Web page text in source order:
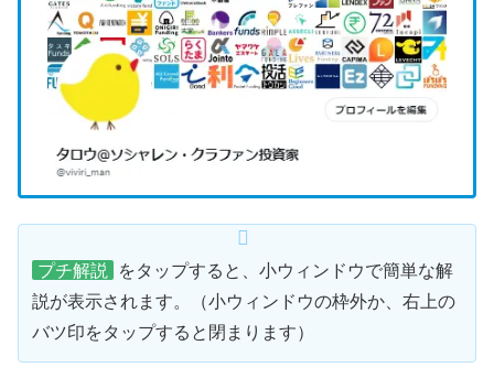
プチ解説
をタップすると、小ウィンドウで簡単な解
説が表示されます。（小ウィンドウの枠外か、右上の
バツ印をタップすると閉まります）